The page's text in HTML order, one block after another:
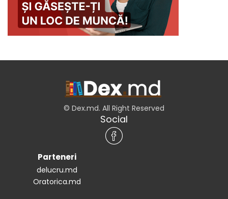
© Dex.md. All Right Reserved
Social
Parteneri
delucru.md
Oratorica.md